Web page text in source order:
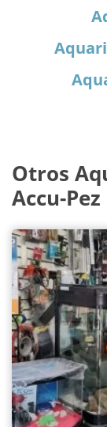
Otros
Accu-Pez